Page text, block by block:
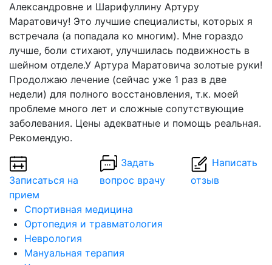
Александровне и Шарифуллину Артуру
Маратовичу! Это лучшие специалисты, которых я
встречала (а попадала ко многим). Мне гораздо
лучше, боли стихают, улучшилась подвижность в
шейном отделе.У Артура Маратовича золотые руки!
Продолжаю лечение (сейчас уже 1 раз в две
недели) для полного восстановления, т.к. моей
проблеме много лет и сложные сопутствующие
заболевания. Цены адекватные и помощь реальная.
Рекомендую.
Записаться на
прием
Задать
вопрос врачу
Написать
отзыв
Спортивная медицина
Ортопедия и травматология
Неврология
Мануальная терапия